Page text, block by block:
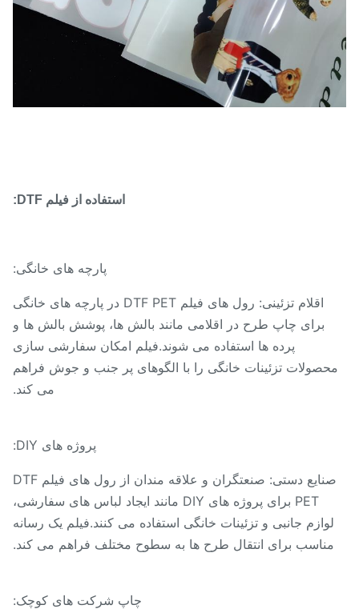
استفاده از فیلم DTF:
پارچه های خانگی:
اقلام تزئینی: رول های فیلم DTF PET در پارچه های خانگی
برای چاپ طرح در اقلامی مانند بالش ها، پوشش بالش ها و
پرده ها استفاده می شوند.فیلم امکان سفارشی سازی
تزئینات خانگی را با الگوهای پر جنب و جوش فراهم
می کند.
پروژه های DIY:
صنایع دستی: صنعتگران و علاقه مندان از رول های فیلم DTF
PET برای پروژه های DIY مانند ایجاد لباس های سفارشی،
لوازم جانبی و تزئینات خانگی استفاده می کنند.فیلم یک رسانه
مناسب برای انتقال طرح ها به سطوح مختلف فراهم می کند.
چاپ شرکت های کوچک: